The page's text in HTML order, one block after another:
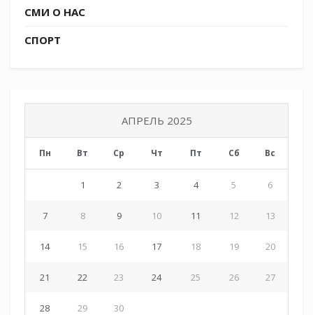
СМИ О НАС
СПОРТ
АПРЕЛЬ 2025
Пн Вт Ср Чт Пт Сб Вс
1 2 3 4 5 6
7 8 9 10 11 12 13
14 15 16 17 18 19 20
21 22 23 24 25 26 27
28 29 30